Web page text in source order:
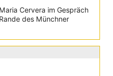
Cervera im Gespräch
des Münchner